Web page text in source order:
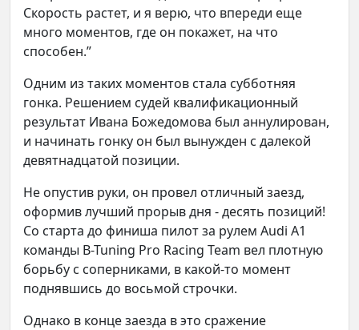
Скорость растет, и я верю, что впереди еще
много моментов, где он покажет, на что
способен.”
Одним из таких моментов стала субботняя
гонка. Решением судей квалификационный
результат Ивана Божедомова был аннулирован,
и начинать гонку он был вынужден с далекой
девятнадцатой позиции.
Не опустив руки, он провел отличный заезд,
оформив лучший прорыв дня - десять позиций!
Со старта до финиша пилот за рулем Audi A1
команды B-Tuning Pro Racing Team вел плотную
борьбу с соперниками, в какой-то момент
поднявшись до восьмой строчки.
Однако в конце заезда в это сражение